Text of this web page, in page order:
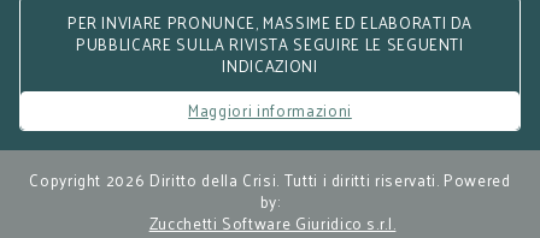
PER INVIARE PRONUNCE, MASSIME ED ELABORATI DA
PUBBLICARE SULLA RIVISTA SEGUIRE LE SEGUENTI
INDICAZIONI
Maggiori informazioni
Copyright 2026 Diritto della Crisi. Tutti i diritti riservati. Powered
by:
Zucchetti Software Giuridico s.r.l.